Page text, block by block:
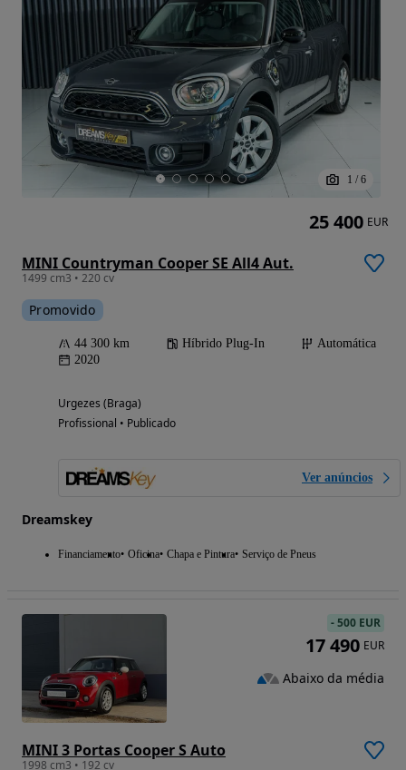
1 / 6
MINI Countryman Cooper SE All4 Aut.
1499 cm3 • 220 cv
Promovido
44 300 km Híbrido Plug-In
Automática
2020
Urgezes (Braga)
Profissional • Publicado
Ver anúncios
Dreamskey
Financiamento Oficina Chapa e Pintura Serviço de Pneus
25 400 EUR
MINI 3 Portas Cooper S Auto
1998 cm3 • 192 cv
-500 EUR
17 490 EUR
Abaixo da média